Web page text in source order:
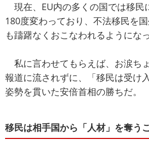
現在、EU内の多くの国では移民
180度変わっており、不法移民を
も躊躇なくおこなわれるようにな
私に言わせてもらえば、お涙ち
報道に流されずに、「移民は受け
姿勢を貫いた安倍首相の勝ちだ。
移民は相手国から「人材」を奪う